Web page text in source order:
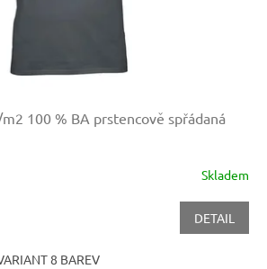
m2 100 % BA prstencově spřádaná
Skladem
DETAIL
8 BAREV